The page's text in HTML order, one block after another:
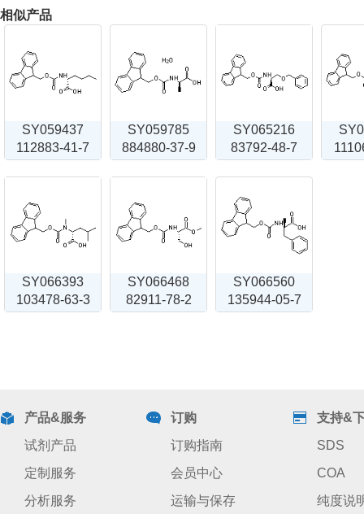
相似产品
SY059437
112883-41-7
SY059785
884880-37-9
SY065216
83792-48-7
SY066393
103478-63-3
SY066468
82911-78-2
SY066560
135944-05-7
产品&服务
试剂产品
定制服务
分析服务
订购
订购指南
会员中心
运输与保存
支持&
SDS
COA
纯度说